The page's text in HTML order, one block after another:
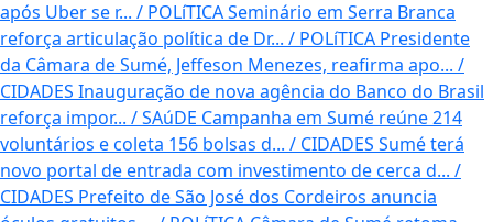
após Uber se r... / POLíTICASeminário em Serra Branca
reforça articulação política de Dr... / POLíTICA Presidente
da Câmara de Sumé, Jeffeson Menezes, reafirma apo... /
CIDADES Inauguração de nova agência do Banco do Brasil
reforça impor... /SAúDE Campanha em Sumé reúne 214
voluntários e coleta 156 bolsas d... / CIDADES Sumé terá
novo portal de entrada com investimento de cerca d... /
CIDADES Prefeito de São José dos Cordeiros anuncia